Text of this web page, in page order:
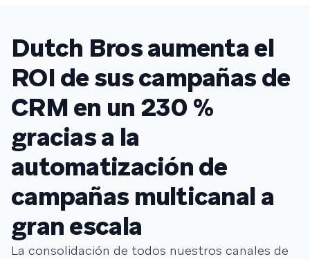
Dutch Bros aumenta el
ROI de sus campañas de
CRM en un 230 %
gracias a la
automatización de
campañas multicanal a
gran escala
La consolidación de todos nuestros canales de